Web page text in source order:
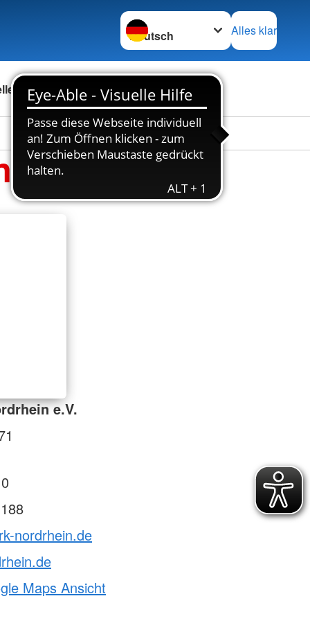
Sprache wechseln zu
Alles klar
Über uns
e.V.
nordrhein.de
Maps Ansicht